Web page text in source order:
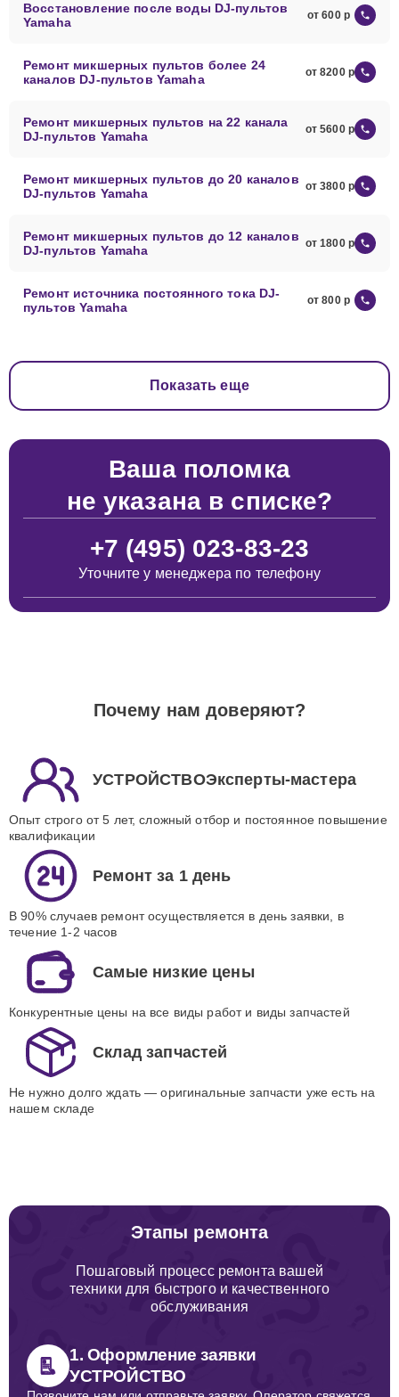
Восстановление после воды DJ-пультов
Yamaha
от 600
Ремонт микшерных пультов более 24
каналов DJ-пультов Yamaha
от 8200
Ремонт микшерных пультов на 22 канала
DJ-пультов Yamaha
от 5600
Ремонт микшерных пультов до 20 каналов
DJ-пультов Yamaha
от 3800
Ремонт микшерных пультов до 12 каналов
DJ-пультов Yamaha
от 1800
Ремонт источника постоянного тока DJ-
пультов Yamaha
от 800
Показать еще
Ваша поломка
не указана в списке?
+7 (495) 023-83-23
Уточните у менеджера по телефону
Почему нам доверяют?
УСТРОЙСТВОЭксперты-мастера
Опыт строго от 5 лет, сложный отбор и постоянное повышение
квалификации
Ремонт за 1 день
В 90% случаев ремонт осуществляется в день заявки, в
течение 1-2 часов
Самые низкие цены
Конкурентные цены на все виды работ и виды запчастей
Склад запчастей
Не нужно долго ждать — оригинальные запчасти уже есть на
нашем складе
Этапы ремонта
Пошаговый процесс ремонта вашей
техники для быстрого и качественного
обслуживания
1. Оформление заявки
УСТРОЙСТВО